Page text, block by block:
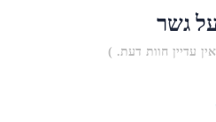
גשר
עדיין חוות דעת. )